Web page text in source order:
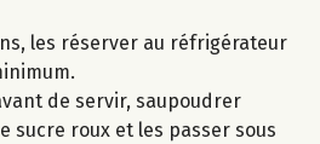
les réserver au réfrigérateur
de servir, saupoudrer
sucre roux et les passer sous